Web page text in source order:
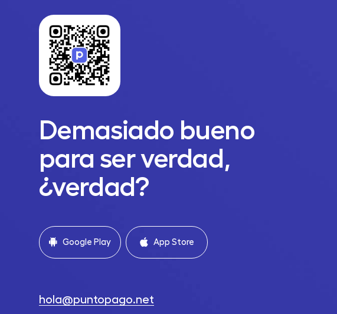
Demasiado bueno
para ser verdad,
¿verdad?
Google Play App Store
hola@puntopago.net